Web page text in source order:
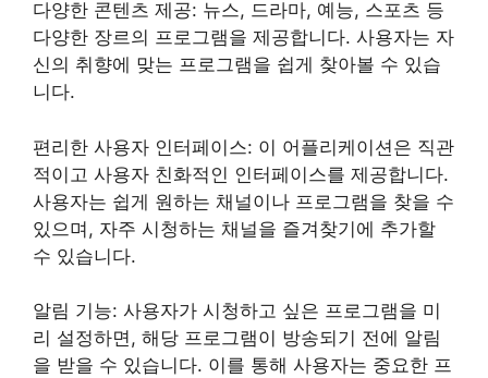
다양한 콘텐츠 제공: 뉴스, 드라마, 예능, 스포츠 등
다양한 장르의 프로그램을 제공합니다. 사용자는 자
신의 취향에 맞는 프로그램을 쉽게 찾아볼 수 있습
니다.
편리한 사용자 인터페이스: 이 어플리케이션은 직관
적이고 사용자 친화적인 인터페이스를 제공합니다.
사용자는 쉽게 원하는 채널이나 프로그램을 찾을 수
있으며, 자주 시청하는 채널을 즐겨찾기에 추가할
수 있습니다.
알림 기능: 사용자가 시청하고 싶은 프로그램을 미
리 설정하면, 해당 프로그램이 방송되기 전에 알림
을 받을 수 있습니다. 이를 통해 사용자는 중요한 프